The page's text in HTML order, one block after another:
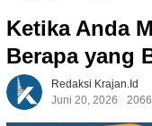
Ketika Anda
Berapa yang
Redaksi Krajan.id
Juni 20, 2026